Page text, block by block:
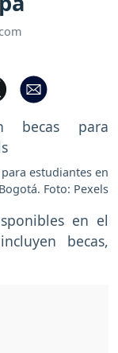
estudiantes en
Bogotá. Foto: Pexels
en el
becas,